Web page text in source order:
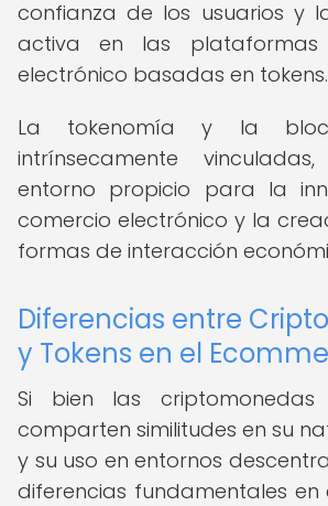
confianza de los usuarios y
activa en las plataformas
electrónico basadas en tokens.
La tokenomía y la
intrínsecamente
entorno propicio para la
comercio electrónico y la
formas de interacción
Diferencias entre
y Tokens en el
Si bien las
comparten similitudes en su
y su uso en entornos
diferencias fundamentales en